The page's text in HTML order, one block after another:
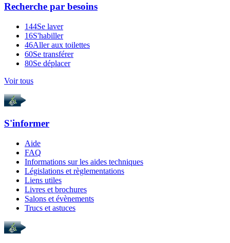
Recherche par besoins
144Se laver
16S'habiller
46Aller aux toilettes
60Se transférer
80Se déplacer
Voir tous
S'informer
Aide
FAQ
Informations sur les aides techniques
Législations et règlementations
Liens utiles
Livres et brochures
Salons et évènements
Trucs et astuces